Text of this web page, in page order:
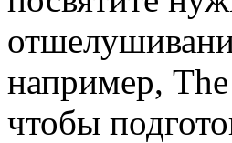
например,
чтобы